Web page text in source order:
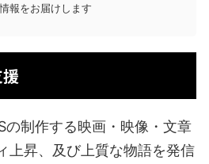
報をお届けします
の制作する映画・映像・文章
上昇、及び上質な物語を発信